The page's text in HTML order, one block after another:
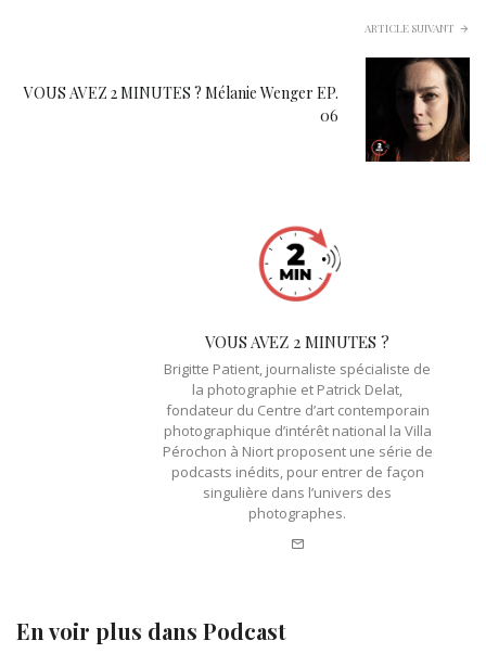
ARTICLE SUIVANT
VOUS AVEZ 2 MINUTES ? Mélanie Wenger EP.
06
VOUS AVEZ 2 MINUTES ?
Brigitte Patient, journaliste spécialiste de
la photographie et Patrick Delat,
fondateur du Centre d’art contemporain
photographique d’intérêt national la Villa
Pérochon à Niort proposent une série de
podcasts inédits, pour entrer de façon
singulière dans l’univers des
photographes.
e-
En voir plus dans Podcast